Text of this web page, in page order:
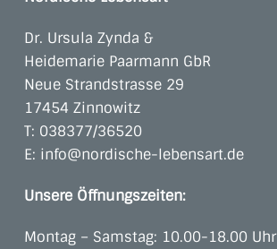
Dr. Ursula Zynda &
Heidemarie Paarmann GbR
Neue Strandstrasse 29
17454 Zinnowitz
T: 038377/36520
E: info@nordische-lebensart.de
Unsere Öffnungszeiten:
Montag – Samstag: 10.00-18.00 Uhr